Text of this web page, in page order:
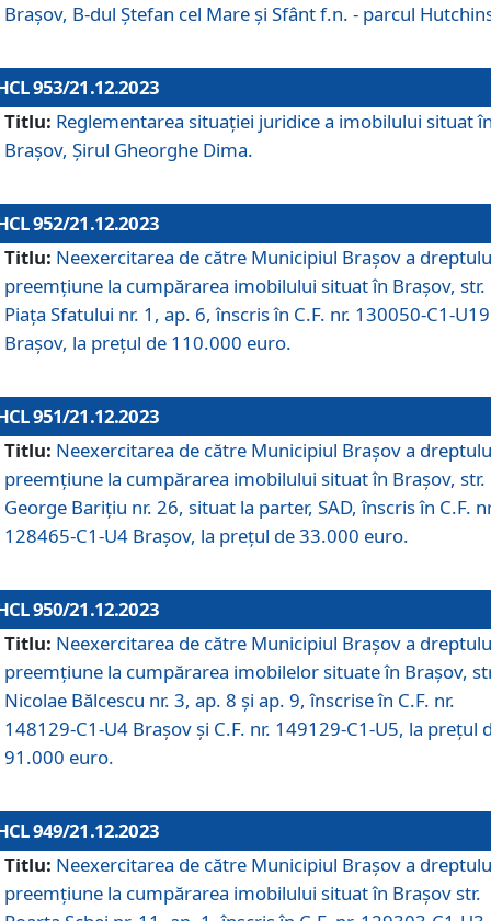
Brașov, B-dul Ștefan cel Mare și Sfânt f.n. - parcul
953/21.12.2023
Titlu: Reglementarea situației juridice a imobilului situat
Brașov, Șirul Gheorghe Dima.
952/21.12.2023
Titlu: Neexercitarea de către Municipiul Brașov a
preemțiune la cumpărarea imobilului situat în Brașov, str.
Piața Sfatului nr. 1, ap. 6, înscris în C.F. nr. 130050-C1-U19
Brașov, la prețul de 110.000 euro.
951/21.12.2023
Titlu: Neexercitarea de către Municipiul Brașov a
preemțiune la cumpărarea imobilului situat în Brașov, str.
George Barițiu nr. 26, situat la parter, SAD, înscris în C.F.
128465-C1-U4 Brașov, la prețul de 33.000 euro.
950/21.12.2023
Titlu: Neexercitarea de către Municipiul Brașov a
preemțiune la cumpărarea imobilelor situate în Brașov,
Nicolae Bălcescu nr. 3, ap. 8 și ap. 9, înscrise în C.F. nr.
148129-C1-U4 Brașov și C.F. nr. 149129-C1-U5, la prețul
91.000 euro.
949/21.12.2023
Titlu: Neexercitarea de către Municipiul Brașov a
preemțiune la cumpărarea imobilului situat în Brașov str.